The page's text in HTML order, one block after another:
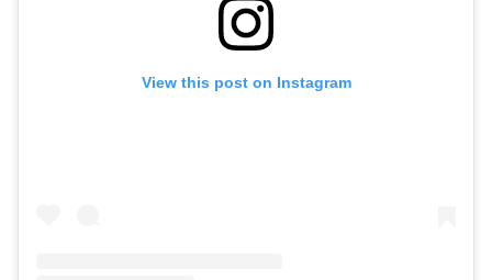
View this post on Instagram